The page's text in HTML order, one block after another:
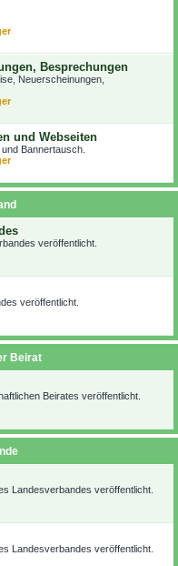
Besprechungen
Neuerscheinungen,
und Webseiten
Bannertausch.
veröffentlicht.
veröffentlicht.
Beirat
Beirates veröffentlicht.
Landesverbandes veröffentlicht.
Landesverbandes veröffentlicht.